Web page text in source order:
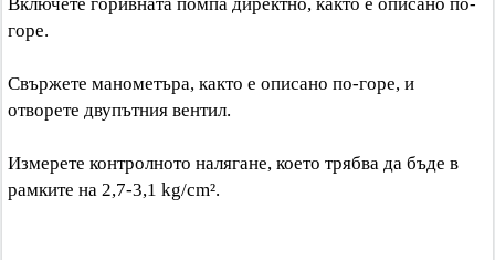
Включете горивната помпа директно, както е описано по-
горе.
Свържете манометъра, както е описано по-горе, и
отворете двупътния вентил.
Измерете контролното налягане, което трябва да бъде в
рамките на 2,7-3,1 kg/cm².